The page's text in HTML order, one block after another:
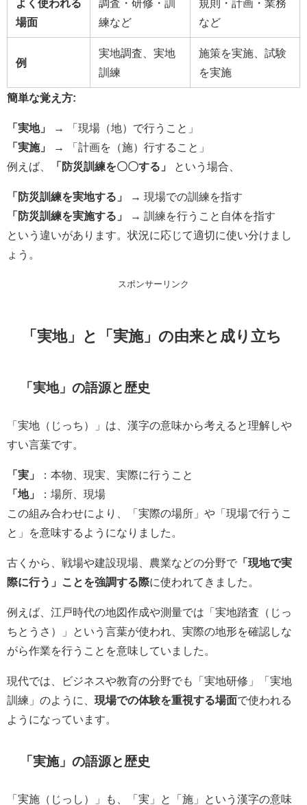
よく使われる
場面
調査・研修・訓
練など
規則・計画・業務
など
例
実地調査、実地
訓練
施策を実施、試験
を実施
簡単な覚え方:
「実地」
→ 「現場（地）で行うこと」
「実施」
→ 「計画を（施）行すること」
例えば、
「防災訓練を〇〇する」 という場合、
「防災訓練を実地する」
→ 現場での訓練を指す
「防災訓練を実施する」
→ 訓練を行うこと自体を指す
という違いがあります。状況に応じて適切に使い分けまし
ょう。
スポンサーリンク
「実地」と「実施」の由来と成り立ち
「実地」の語源と歴史
「実地（じっち）」は、漢字の意味から考えると理解しや
すい言葉です。
「実」
：本物、現実、実際に行うこと
「地」
：場所、現場
この組み合わせにより、「実際の場所」や「現場で行うこ
と」を意味するようになりました。
古くから、戦場や建設現場、農業などの分野で 「現地で実
際に行う」ことを強調する際に使われてきました。
例えば、江戸時代の地図作成や測量では「実地踏査（じっ
ちとうさ）」という言葉が使われ、実際の地形を確認しな
がら作業を行うことを意味していました。
現代では、ビジネスや教育の分野でも「実地研修」「実地
訓練」のように、 現場での体験を重視する場面で使われる
ようになっています。
「実施」の語源と歴史
「実施（じっし）」も、「実」と「施」という漢字の意味